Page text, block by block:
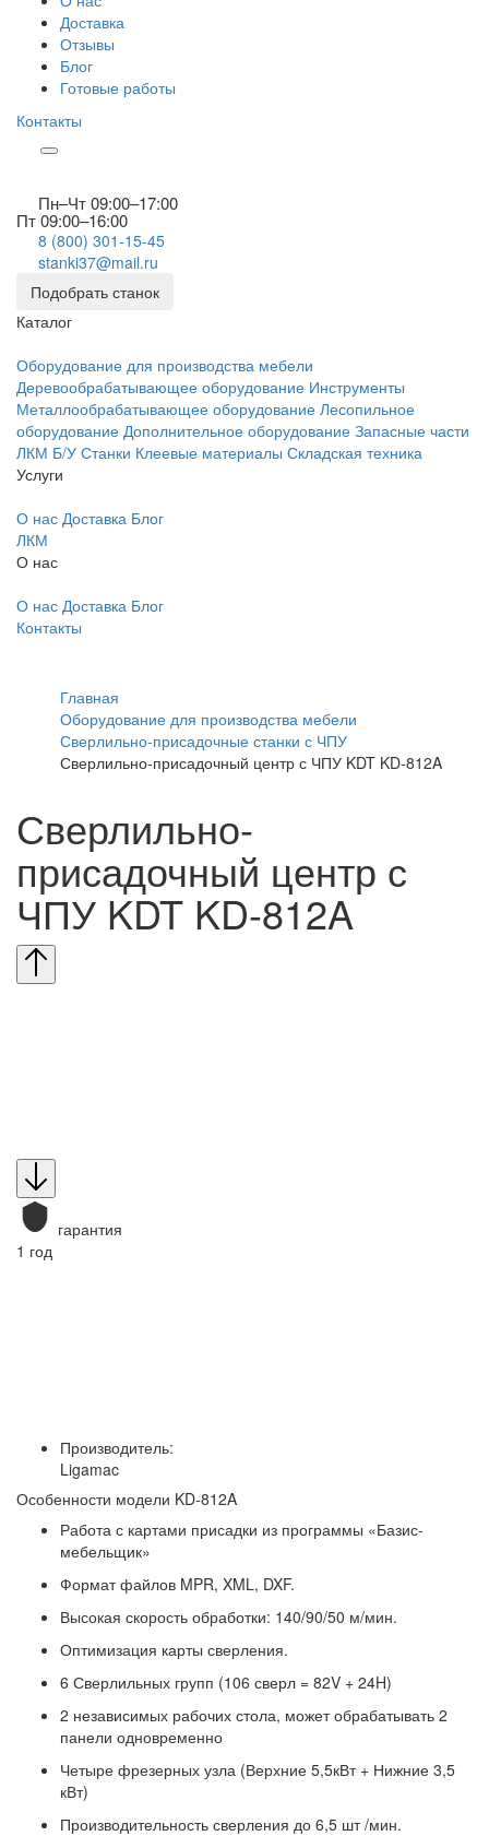
Доставка
Отзывы
Блог
Готовые работы
Контакты
Пн–Чт 09:00–17:00
Пт 09:00–16:00
8 (800) 301-15-45
stanki37@mail.ru
Подобрать станок
Каталог
Оборудование для производства мебели
Деревообрабатывающее оборудование Инструменты
Металлообрабатывающее оборудование Лесопильное
оборудование Дополнительное оборудование Запасные части
ЛКМ Б/У Станки Клеевые материалы Складская техника
Услуги
О нас Доставка Блог
ЛКМ
О нас
О нас Доставка Блог
Контакты
Главная
Оборудование для производства мебели
Сверлильно-присадочные станки с ЧПУ
Сверлильно-присадочный центр с ЧПУ KDT KD-812A
Сверлильно-
присадочный центр с
ЧПУ KDT KD-812A
гарантия
1 год
Производитель:
Ligamac
Особенности модели KD-812A
Работа с картами присадки из программы «Базис-
мебельщик»
Формат файлов MPR, XML, DXF.
Высокая скорость обработки: 140/90/50 м/мин.
Оптимизация карты сверления.
6 Сверлильных групп (106 сверл = 82V + 24H)
2 независимых рабочих стола, может обрабатывать 2
панели одновременно
Четыре фрезерных узла (Верхние 5,5кВт + Нижние 3,5
кВт)
Производительность сверления до 6,5 шт /мин.